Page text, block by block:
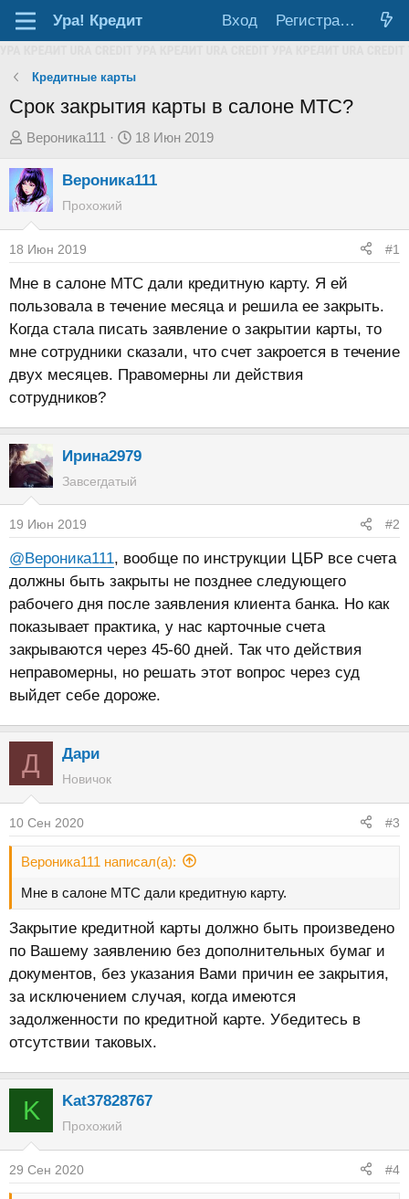
Ура! Кредит Вход Регистрация
Кредитные карты
Срок закрытия карты в салоне МТС?
А
т
о
р
т
е
м
ы
Вероника111
Д
т
ч
а
л
а
18 Июн 2019
Вероника111
Прохожий
18 Июн 2019 #1
Мне в салоне МТС дали кредитную карту. Я ей
пользовала в течение месяца и решила ее закрыть.
Когда стала писать заявление о закрытии карты, то
мне сотрудники сказали, что счет закроется в течение
двух месяцев. Правомерны ли действия
сотрудников?
Ирина2979
Завсегдатый
19 Июн 2019 #2
@Вероника111, вообще по инструкции ЦБР все счета
должны быть закрыты не позднее следующего
рабочего дня после заявления клиента банка. Но как
показывает практика, у нас карточные счета
закрываются через 45-60 дней. Так что действия
неправомерны, но решать этот вопрос через суд
выйдет себе дороже.
Д Дари
Новичок
10 Сен 2020 #3
Вероника111 написал(а):
Мне в салоне МТС дали кредитную карту.
Закрытие кредитной карты должно быть произведено
по Вашему заявлению без дополнительных бумаг и
документов, без указания Вами причин ее закрытия,
за исключением случая, когда имеются
задолженности по кредитной карте. Убедитесь в
отсутствии таковых.
K Kat37828767
Прохожий
29 Сен 2020 #4